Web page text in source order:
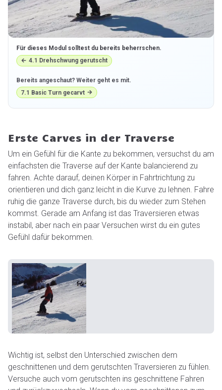
Für dieses Modul solltest du bereits beherrschen.
4.1 Drehschwung gerutscht
Bereits angeschaut? Weiter geht es mit.
7.1 Basic Turn gecarvt
Erste Carves in der Traverse
Um ein Gefühl für die Kante zu bekommen, versuchst du am
einfachsten die Traverse auf der Kante balancierend zu
fahren. Achte darauf, deinen Körper in Fahrtrichtung zu
orientieren und dich ganz leicht in die Kurve zu lehnen. Fahre
ruhig die ganze Traverse durch, bis du wieder zum Stehen
kommst. Gerade am Anfang ist das Traversieren etwas
instabil, aber nach ein paar Versuchen wirst du ein gutes
Gefühl dafür bekommen.
Wichtig ist, selbst den Unterschied zwischen dem
geschnittenen und dem gerutschten Traversieren zu fühlen.
Versuche auch vom gerutschten ins geschnittene Fahren